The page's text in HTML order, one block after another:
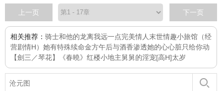
上一页 下一页
相关推荐： 骑士和他的龙离我远一点完美情人末世情趣小旅馆（经
营剧情H） 她有特殊续命金方午后与酒香渗透她的心心脏只给你动
【劍三／琴花】《春曉》 红楼小地主舅舅的淫宠[高H]太岁